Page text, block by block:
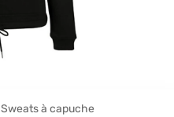
Sweats à capuche